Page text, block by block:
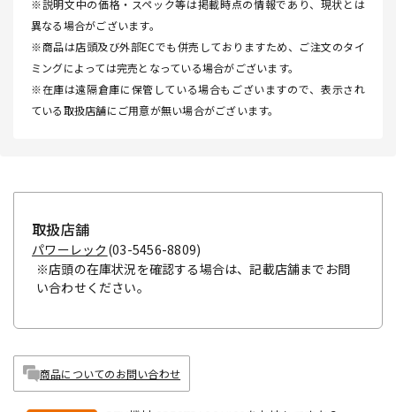
※説明文中の価格・スペック等は掲載時点の情報であり、現状とは
異なる場合がございます。
※商品は店頭及び外部ECでも併売しておりますため、ご注文のタイ
ミングによっては完売となっている場合がございます。
※在庫は遠隔倉庫に保管している場合もございますので、表示され
ている取扱店舗にご用意が無い場合がございます。
取扱店舗
パワーレック (03-5456-8809)
※店頭の在庫状況を確認する場合は、記載店舗までお問
い合わせください。
商品についてのお問い合わせ